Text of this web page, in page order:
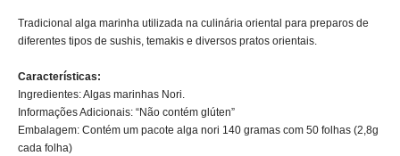
Tradicional alga marinha utilizada na culinária oriental para preparos de
diferentes tipos de sushis, temakis e diversos pratos orientais.
Características:
Ingredientes: Algas marinhas Nori.
Informações Adicionais: “Não contém glúten”
Embalagem: Contém um pacote alga nori 140 gramas com 50 folhas (2,8g
cada folha)